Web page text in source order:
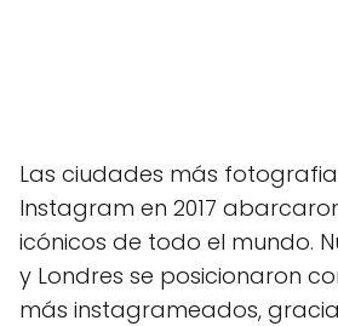
Las ciudades más
Instagram en 2017
icónicos de todo el mundo.
y Londres se posicionaron
más instagrameados,